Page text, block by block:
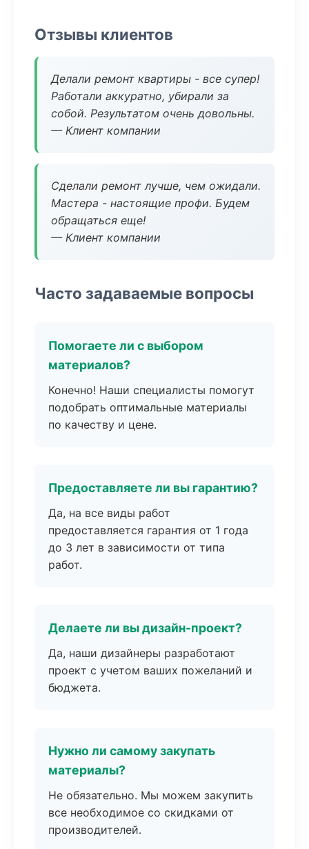
Отзывы клиентов
Делали ремонт квартиры - все супер!
Работали аккуратно, убирали за
собой. Результатом очень довольны.
— Клиент компании
Сделали ремонт лучше, чем ожидали.
Мастера - настоящие профи. Будем
обращаться еще!
— Клиент компании
Часто задаваемые вопросы
Помогаете ли с выбором
материалов?
Конечно! Наши специалисты помогут
подобрать оптимальные материалы
по качеству и цене.
Предоставляете ли вы гарантию?
Да, на все виды работ
предоставляется гарантия от 1 года
до 3 лет в зависимости от типа
работ.
Делаете ли вы дизайн-проект?
Да, наши дизайнеры разработают
проект с учетом ваших пожеланий и
бюджета.
Нужно ли самому закупать
материалы?
Не обязательно. Мы можем закупить
все необходимое со скидками от
производителей.